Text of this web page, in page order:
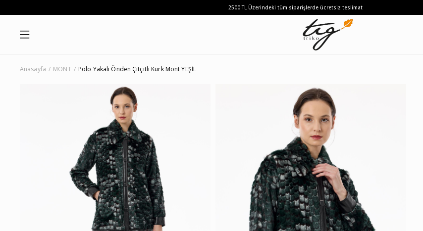
2500 TL Üzerindeki tüm siparişlerde ücretsiz teslimat
Anasayfa MONT Polo Yakalı Önden Çıtçıtlı Kürk Mont YEŞİL